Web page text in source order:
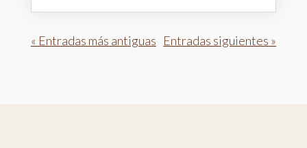
« Entradas más antiguas Entradas siguientes »